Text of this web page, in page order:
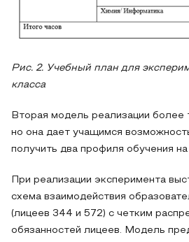
Рис. 2. Учебный план для
класса
Вторая модель реализации более
но она дает учащимся
получить два профиля обучения
При реализации эксперимента
схема взаимодействия
(лицеев 344 и 572) с четким
обязанностей лицеев. Модель